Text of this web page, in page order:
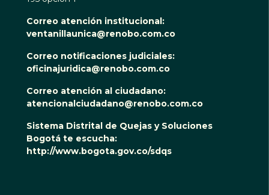
Correo atención institucional:
ventanillaunica@renobo.com.co
Correo notificaciones judiciales:
oficinajuridica@renobo.com.co
Correo atención al ciudadano:
atencionalciudadano@renobo.com.co
Sistema Distrital de Quejas y Soluciones
Bogotá te escucha:
http://www.bogota.gov.co/sdqs